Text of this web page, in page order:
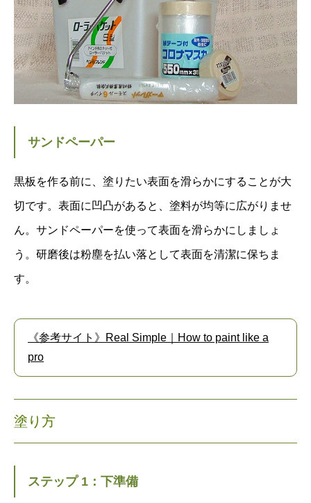
サンドペーパー
黒板を作る前に、塗りたい表面を滑らかにすることが大
切です。表面に凹凸があると、塗料が均等に広がりませ
ん。サンドペーパーを使って表面を滑らかにしましょ
う。研磨後は粉塵を払い落として表面を清潔に保ちま
す。
《参考サイト》Real Simple｜How to paint like a
pro
塗り方
ステップ 1：下準備